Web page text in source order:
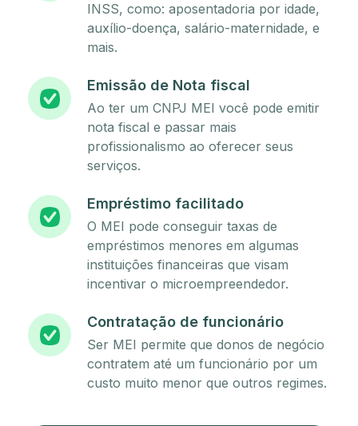
INSS, como: aposentadoria por idade,
auxílio-doença, salário-maternidade, e
mais.
Emissão de Nota fiscal
Ao ter um CNPJ MEI você pode emitir
nota fiscal e passar mais
profissionalismo ao oferecer seus
serviços.
Empréstimo facilitado
O MEI pode conseguir taxas de
empréstimos menores em algumas
instituições financeiras que visam
incentivar o microempreendedor.
Contratação de funcionário
Ser MEI permite que donos de negócio
contratem até um funcionário por um
custo muito menor que outros regimes.